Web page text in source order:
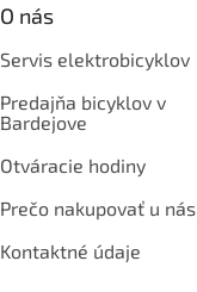
O nás
Servis elektrobicyklov
Predajňa bicyklov v
Bardejove
Otváracie hodiny
Prečo nakupovať u nás
Kontaktné údaje